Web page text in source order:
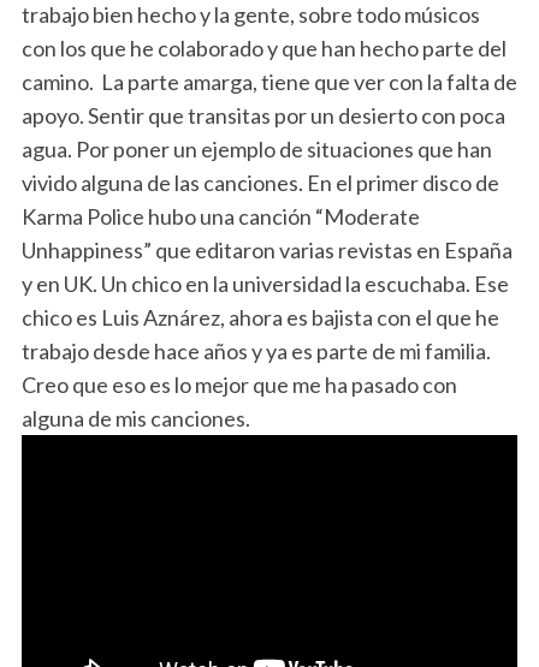
trabajo bien hecho y la gente, sobre todo músicos
con los que he colaborado y que han hecho parte del
camino. La parte amarga, tiene que ver con la falta de
apoyo. Sentir que transitas por un desierto con poca
agua. Por poner un ejemplo de situaciones que han
vivido alguna de las canciones. En el primer disco de
Karma Police hubo una canción “Moderate
Unhappiness” que editaron varias revistas en España
y en UK. Un chico en la universidad la escuchaba. Ese
chico es Luis Aznárez, ahora es bajista con el que he
trabajo desde hace años y ya es parte de mi familia.
Creo que eso es lo mejor que me ha pasado con
alguna de mis canciones.